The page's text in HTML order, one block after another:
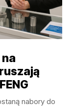
nabory do